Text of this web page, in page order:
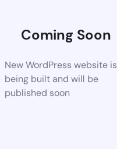
Coming Soon
New WordPress website is
being built and will be
published soon